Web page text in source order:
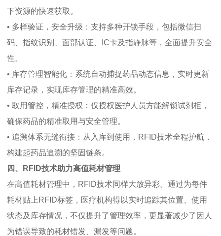
下资源的快速获取。
• 多样验证，安全升级：支持多种开锁手段，包括微信扫
码、指纹识别、面部认证、IC卡及指静脉等，全面提升安全
性。
• 库存管理智能化：系统自动捕捉药品动态信息，实时更新
库存记录，实现库存管理的精准高效。
• 取用管控，精准授权：仅授权医护人员方能解锁试剂柜，
确保药品的精准取用与安全管理。
• 追溯体系无缝衔接：从入库到使用，RFID技术全程护航，
构建起药品追溯的坚固链条。
四、RFID技术助力高值耗材管理
在高值耗材管理中，RFID技术同样大放异彩。通过为每件
耗材贴上RFID标签，医疗机构得以实时追踪其位置、使用
状态及库存情况，不仅提升了管理效率，更显著减少了因人
为错误导致的耗材错发、漏发等问题。